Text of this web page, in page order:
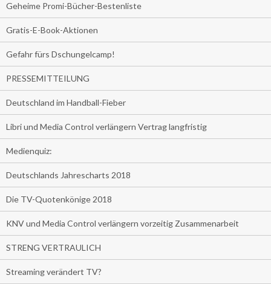
Geheime Promi-Bücher-Bestenliste
Gratis-E-Book-Aktionen
Gefahr fürs Dschungelcamp!
PRESSEMITTEILUNG
Deutschland im Handball-Fieber
Libri und Media Control verlängern Vertrag langfristig
Medienquiz:
Deutschlands Jahrescharts 2018
Die TV-Quotenkönige 2018
KNV und Media Control verlängern vorzeitig Zusammenarbeit
STRENG VERTRAULICH
Streaming verändert TV?